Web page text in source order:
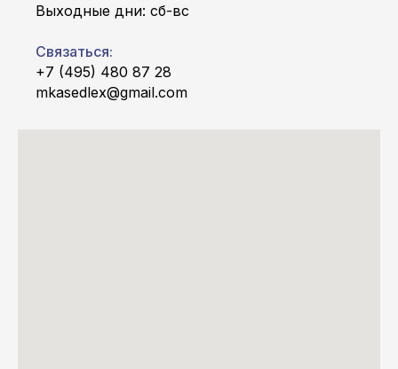
Выходные дни: сб-вс
Связаться:
+7 (495) 480 87 28
mkasedlex@gmail.com